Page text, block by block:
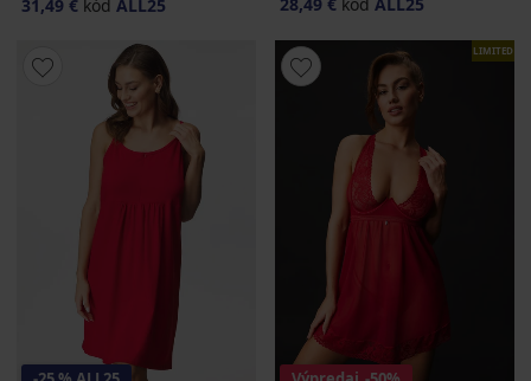
31,49 € kód ALL25
28,49 € kód ALL25
LIMITED